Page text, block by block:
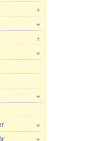
+
&
+
+
+
+
+
+